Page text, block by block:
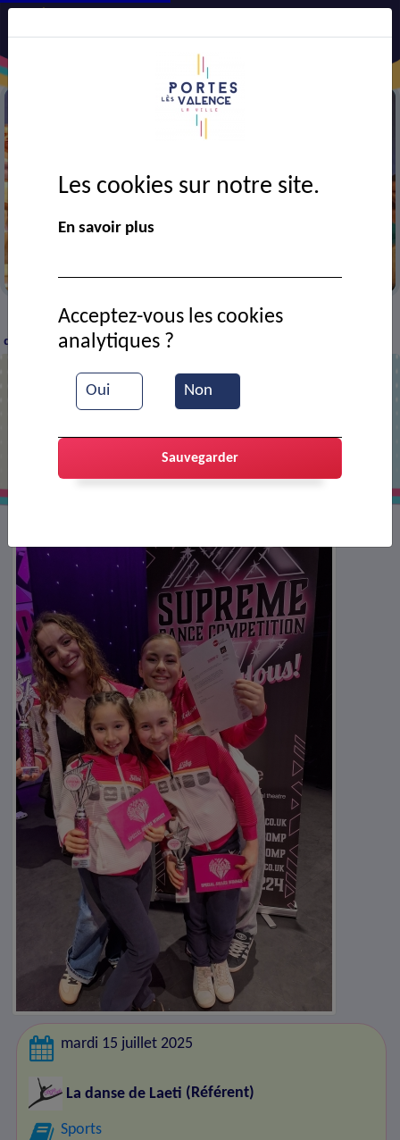
> VIE MUNICIPALE > Ressources documentaires
danse de Laeti
mardi 15 juillet 2025
La danse de Laeti (Référent)
Sports
Les cookies sur notre site.
En savoir plus
Oui Non
Acceptez-vous les cookies
analytiques ?
Sauvegarder